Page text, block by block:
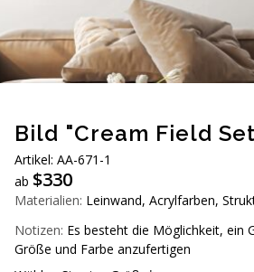
(A$)JPY (¥)TWD (NT$)
Bild "Cream Field
Artikel: АA-671-1
ab $330
Materialien: Leinwand, Acrylfarben,
Notizen: Es besteht die Möglichkeit, ein
Größe und Farbe anzufertigen